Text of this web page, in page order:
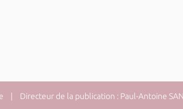
| Directeur de la publication : Paul-Antoine